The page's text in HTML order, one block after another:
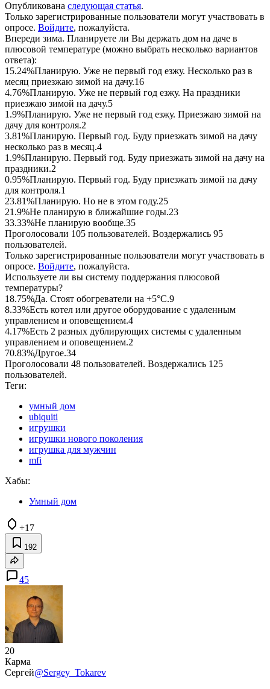
Опубликована следующая статья.
Только зарегистрированные пользователи могут участвовать в
опросе. Войдите, пожалуйста.
Впереди зима. Планируете ли Вы держать дом на даче в
плюсовой температуре (можно выбрать несколько вариантов
ответа):
15.24%Планирую. Уже не первый год езжу. Несколько раз в
месяц приезжаю зимой на дачу.16
4.76%Планирую. Уже не первый год езжу. На праздники
приезжаю зимой на дачу.5
1.9%Планирую. Уже не первый год езжу. Приезжаю зимой на
дачу для контроля.2
3.81%Планирую. Первый год. Буду приезжать зимой на дачу
несколько раз в месяц.4
1.9%Планирую. Первый год. Буду приезжать зимой на дачу на
праздники.2
0.95%Планирую. Первый год. Буду приезжать зимой на дачу
для контроля.1
23.81%Планирую. Но не в этом году.25
21.9%Не планирую в ближайшие годы.23
33.33%Не планирую вообще.35
Проголосовали 105 пользователей. Воздержались 95
пользователей.
Только зарегистрированные пользователи могут участвовать в
опросе. Войдите, пожалуйста.
Используете ли вы систему поддержания плюсовой
температуры?
18.75%Да. Стоят обогреватели на +5°С.9
8.33%Есть котел или другое оборудование с удаленным
управлением и оповещением.4
4.17%Есть 2 разных дублирующих системы с удаленным
управлением и оповещением.2
70.83%Другое.34
Проголосовали 48 пользователей. Воздержались 125
пользователей.
Теги:
умный дом
ubiquiti
игрушки
игрушки нового поколения
игрушка для мужчин
mfi
Хабы:
Умный дом
+17
192
45
20
Карма
Сергей@Sergey_Tokarev